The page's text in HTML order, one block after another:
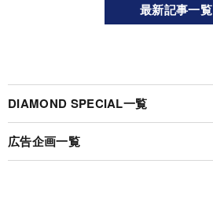
最新記事一覧
DIAMOND SPECIAL一覧
広告企画一覧